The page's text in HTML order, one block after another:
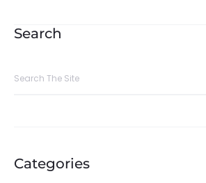
entradas
Search
Categories